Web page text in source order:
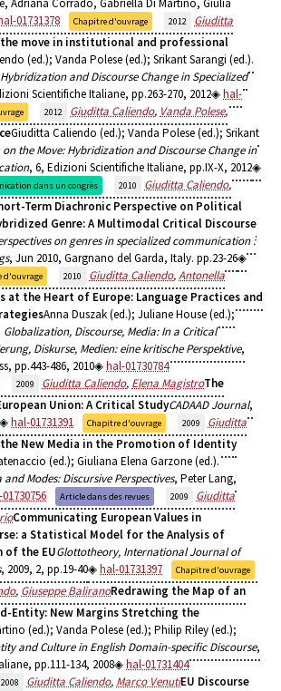
Adriana Corrado, Gabriella Di Martino, Giulia
01731378 Chapitre d'ouvrage 2012
Giuditta
the move in institutional and professional
(ed.); Vanda Polese (ed.); Srikant Sarangi (ed.).
and Discourse Change in Specialized
Scientifiche Italiane, pp.263-270, 2012
hal-
2012 Giuditta Caliendo, Vanda Polese,
Giuditta Caliendo (ed.); Vanda Polese (ed.); Srikant
on the Move: Hybridization and Discourse Change in
, 6, Edizioni Scientifiche Italiane, pp.IX-X, 2012
dans un congrès 2010 Giuditta Caliendo,
Term Diachronic Perspective on Political
Genre: A Multimodal Critical Discourse
on genres in specialized communication :
, Jun 2010, Gargnano del Garda, Italy. pp.23-26
d'ouvrage 2010 Giuditta Caliendo,Antonella
at the Heart of Europe: Language Practices and
Anna Duszak (ed.); Juliane House (ed.);
Globalization, Discourse, Media: In a Critical
Diskurse, Medien: eine kritische Perspektive,
pp.443-486, 2010
hal-01730784
2009 Giuditta Caliendo, Elena MagistroThe
Union: A Critical StudyCADAAD Journal,
hal-01731391 Chapitre d'ouvrage 2009
Giuditta
New Media in the Promotion of Identity
(ed.); Giuliana Elena Garzone (ed.).
Modes: Discursive Perspectives, Peter Lang,
Article dans des revues 2009
Giuditta
Communicating European Values in
a Statistical Model for the Analysis of
of the EUGlottotheory, International Journal of
, 2009, 2, pp.19-40 hal-01731397
Chapitre d'ouvrage
, Giuseppe BaliranoRedrawing the Map of an
Entity: New Margins Stretching the
(ed.); Vanda Polese (ed.); Philip Riley (ed.);
and Culture in English Domain-specific Discourse,
pp.111-134, 2008
hal-01731404
2008 Giuditta Caliendo, Marco VenutiEU Discourse